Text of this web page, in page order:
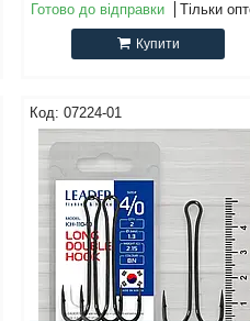
Готово до відправки Тільки
Купити
07224-01